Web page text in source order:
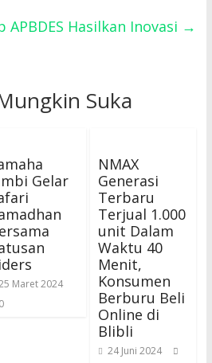
APBDES Hasilkan Inovasi →
Suka
Gelar
Maret 2024
0
NMAX
Generasi
Terbaru
Terjual 1.000
unit Dalam
Waktu 40
Menit,
Konsumen
Berburu Beli
Online di
Blibli
24 Juni 2024